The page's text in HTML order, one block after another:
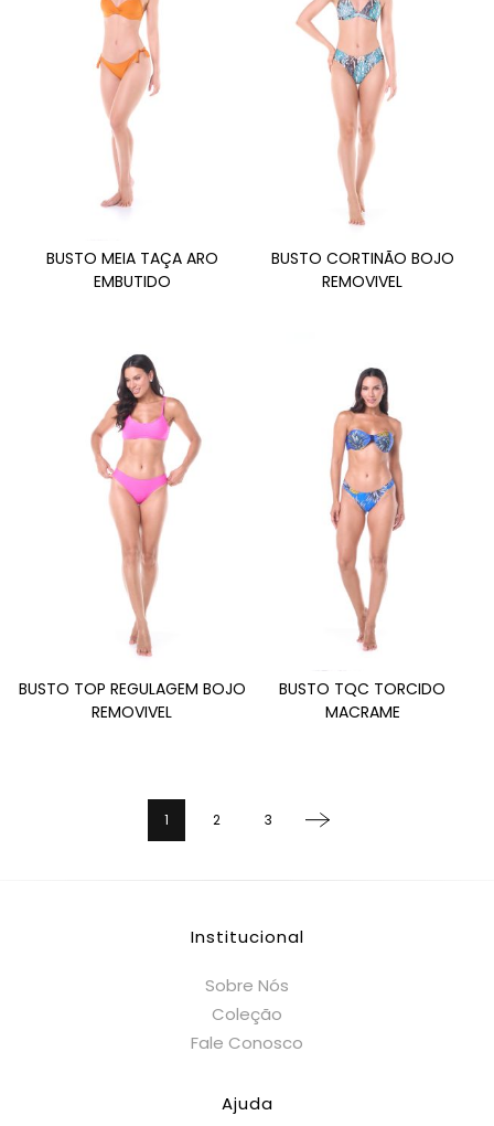
BUSTO MEIA TAÇA ARO
EMBUTIDO
BUSTO CORTINÃO BOJO
REMOVIVEL
BUSTO TOP REGULAGEM BOJO
REMOVIVEL
BUSTO TQC TORCIDO
MACRAME
1 2 3
Institucional
Sobre Nós
Coleção
Fale Conosco
Ajuda